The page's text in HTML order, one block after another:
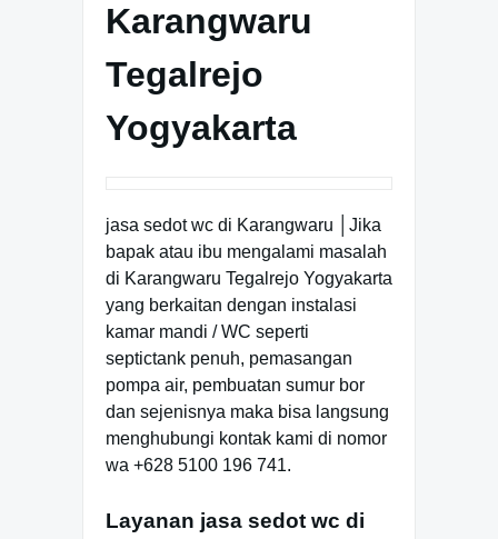
Karangwaru
Tegalrejo
Yogyakarta
jasa sedot wc di Karangwaru │Jika
bapak atau ibu mengalami masalah
di Karangwaru Tegalrejo Yogyakarta
yang berkaitan dengan instalasi
kamar mandi / WC seperti
septictank penuh, pemasangan
pompa air, pembuatan sumur bor
dan sejenisnya maka bisa langsung
menghubungi kontak kami di nomor
wa +628 5100 196 741.
Layanan jasa sedot wc di